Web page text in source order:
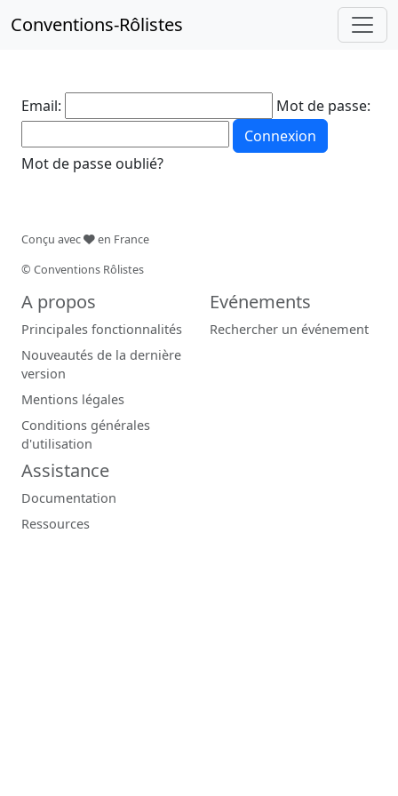
Conventions-Rôlistes
Email:
Mot de passe:
Connexion
Mot de passe oublié?
Conçu avec
en France
© Conventions Rôlistes
A propos
Principales fonctionnalités
Nouveautés de la dernière
version
Mentions légales
Conditions générales
d'utilisation
Evénements
Rechercher un événement
Assistance
Documentation
Ressources